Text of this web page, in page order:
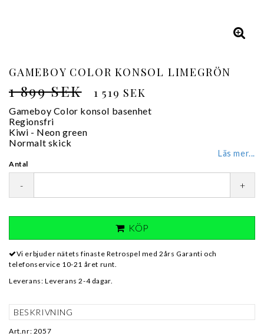
GAMEBOY COLOR KONSOL LIMEGRÖN
1 899 SEK 1 519 SEK
Gameboy Color konsol basenhet
Regionsfri
Kiwi - Neon green
Normalt skick
Läs mer...
Antal
- +
KÖP
Vi erbjuder nätets finaste Retrospel med 2års Garanti och
telefonservice 10-21 året runt.
Leverans: Leverans 2-4 dagar.
BESKRIVNING
Art.nr: 2057